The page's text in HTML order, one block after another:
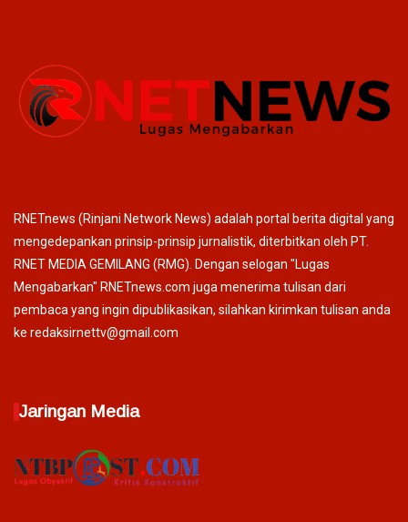
RNETnews (Rinjani Network News) adalah portal berita digital yang
mengedepankan prinsip-prinsip jurnalistik, diterbitkan oleh PT.
RNET MEDIA GEMILANG (RMG). Dengan selogan "Lugas
Mengabarkan" RNETnews.com juga menerima tulisan dari
pembaca yang ingin dipublikasikan, silahkan kirimkan tulisan anda
ke redaksirnettv@gmail.com
Jaringan Media